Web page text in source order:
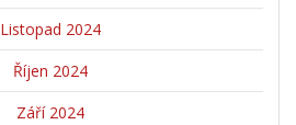
Listopad 2024
Říjen 2024
Září 2024